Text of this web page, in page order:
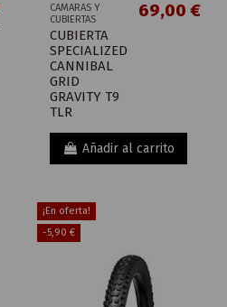
CAMARAS Y
CUBIERTAS
CUBIERTA
SPECIALIZED
CANNIBAL
GRID
GRAVITY T9
TLR
69,00 €
Añadir al carrito
¡En oferta!
-5,90 €